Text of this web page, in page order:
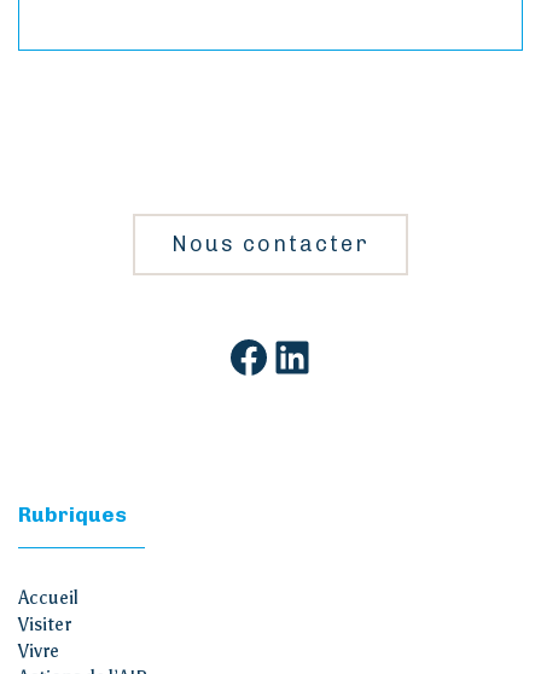
Nous contacter
Facebook
LinkedIn
Rubriques
Accueil
Visiter
Vivre